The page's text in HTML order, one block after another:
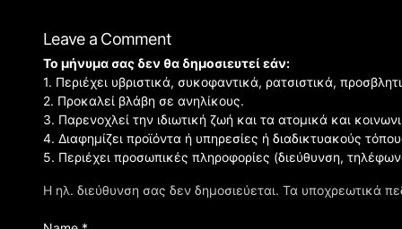
Leave a Comment
Η ηλ. διεύθυνση σας δεν δημοσιεύεται. Τα υποχρεωτικά
Το μήνυμα σας δεν θα δημοσιευτεί εάν:
1. Περιέχει υβριστικά, συκοφαντικά, ρατσιστικά,
2. Προκαλεί βλάβη σε ανηλίκους.
3. Παρενοχλεί την ιδιωτική ζωή και τα ατομικά και
4. Διαφημίζει προϊόντα ή υπηρεσίες ή διαδικτυακούς
5. Περιέχει προσωπικές πληροφορίες (διεύθυνση,